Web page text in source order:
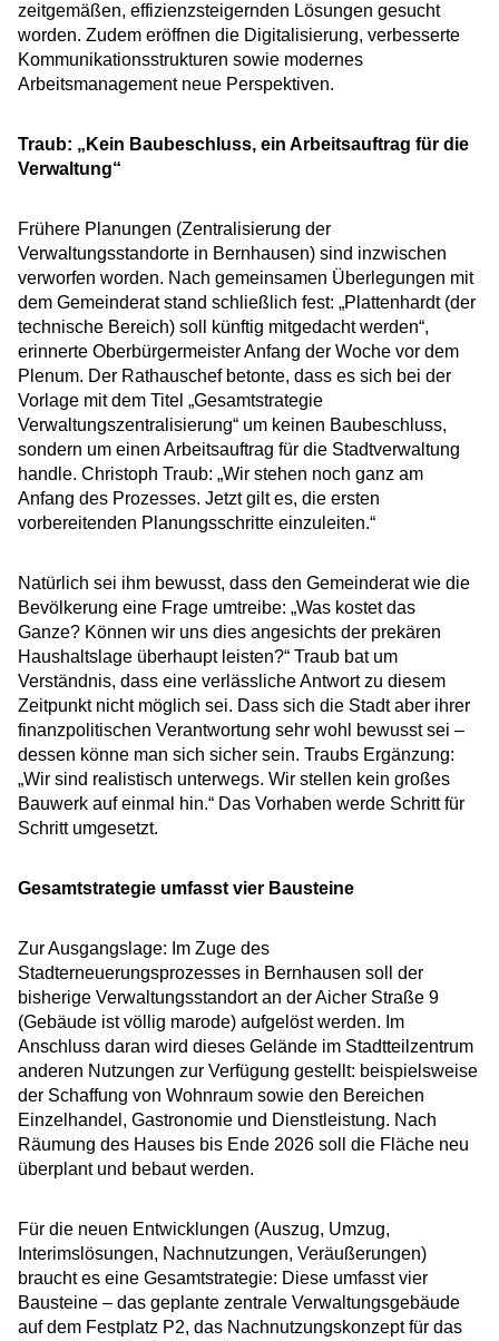
zeitgemäßen, effizienzsteigernden Lösungen gesucht
worden. Zudem eröffnen die Digitalisierung, verbesserte
Kommunikationsstrukturen sowie modernes
Arbeitsmanagement neue Perspektiven.
Traub: „Kein Baubeschluss, ein Arbeitsauftrag für die
Verwaltung“
Frühere Planungen (Zentralisierung der
Verwaltungsstandorte in Bernhausen) sind inzwischen
verworfen worden. Nach gemeinsamen Überlegungen mit
dem Gemeinderat stand schließlich fest: „Plattenhardt (der
technische Bereich) soll künftig mitgedacht werden“,
erinnerte Oberbürgermeister Anfang der Woche vor dem
Plenum. Der Rathauschef betonte, dass es sich bei der
Vorlage mit dem Titel „Gesamtstrategie
Verwaltungszentralisierung“ um keinen Baubeschluss,
sondern um einen Arbeitsauftrag für die Stadtverwaltung
handle. Christoph Traub: „Wir stehen noch ganz am
Anfang des Prozesses. Jetzt gilt es, die ersten
vorbereitenden Planungsschritte einzuleiten.“
Natürlich sei ihm bewusst, dass den Gemeinderat wie die
Bevölkerung eine Frage umtreibe: „Was kostet das
Ganze? Können wir uns dies angesichts der prekären
Haushaltslage überhaupt leisten?“ Traub bat um
Verständnis, dass eine verlässliche Antwort zu diesem
Zeitpunkt nicht möglich sei. Dass sich die Stadt aber ihrer
finanzpolitischen Verantwortung sehr wohl bewusst sei –
dessen könne man sich sicher sein. Traubs Ergänzung:
„Wir sind realistisch unterwegs. Wir stellen kein großes
Bauwerk auf einmal hin.“ Das Vorhaben werde Schritt für
Schritt umgesetzt.
Gesamtstrategie umfasst vier Bausteine
Zur Ausgangslage: Im Zuge des
Stadterneuerungsprozesses in Bernhausen soll der
bisherige Verwaltungsstandort an der Aicher Straße 9
(Gebäude ist völlig marode) aufgelöst werden. Im
Anschluss daran wird dieses Gelände im Stadtteilzentrum
anderen Nutzungen zur Verfügung gestellt: beispielsweise
der Schaffung von Wohnraum sowie den Bereichen
Einzelhandel, Gastronomie und Dienstleistung. Nach
Räumung des Hauses bis Ende 2026 soll die Fläche neu
überplant und bebaut werden.
Für die neuen Entwicklungen (Auszug, Umzug,
Interimslösungen, Nachnutzungen, Veräußerungen)
braucht es eine Gesamtstrategie: Diese umfasst vier
Bausteine – das geplante zentrale Verwaltungsgebäude
auf dem Festplatz P2, das Nachnutzungskonzept für das